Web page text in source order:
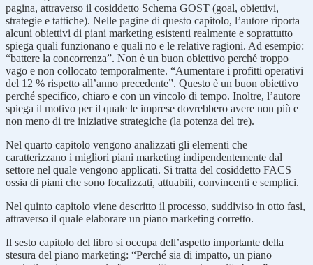
pagina, attraverso il cosiddetto Schema GOST (goal, obiettivi,
strategie e tattiche). Nelle pagine di questo capitolo, l’autore riporta
alcuni obiettivi di piani marketing esistenti realmente e soprattutto
spiega quali funzionano e quali no e le relative ragioni. Ad esempio:
“battere la concorrenza”. Non è un buon obiettivo perché troppo
vago e non collocato temporalmente. “Aumentare i profitti operativi
del 12 % rispetto all’anno precedente”. Questo è un buon obiettivo
perché specifico, chiaro e con un vincolo di tempo. Inoltre, l’autore
spiega il motivo per il quale le imprese dovrebbero avere non più e
non meno di tre iniziative strategiche (la potenza del tre).
Nel quarto capitolo vengono analizzati gli elementi che
caratterizzano i migliori piani marketing indipendentemente dal
settore nel quale vengono applicati. Si tratta del cosiddetto FACS
ossia di piani che sono focalizzati, attuabili, convincenti e semplici.
Nel quinto capitolo viene descritto il processo, suddiviso in otto fasi,
attraverso il quale elaborare un piano marketing corretto.
Il sesto capitolo del libro si occupa dell’aspetto importante della
stesura del piano marketing: “Perché sia di impatto, un piano